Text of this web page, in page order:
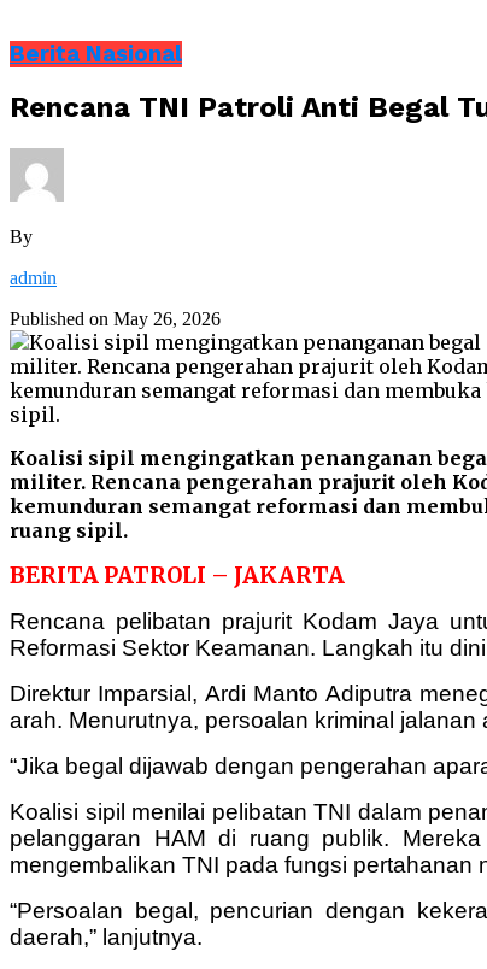
Berita Nasional
Rencana TNI Patroli Anti Begal
By
admin
Published on May 26, 2026
Koalisi sipil mengingatkan penanganan
militer. Rencana pengerahan prajurit oleh
kemunduran semangat reformasi dan
ruang sipil.
BERITA PATROLI – JAKARTA
Rencana pelibatan prajurit Kodam Jaya
Reformasi Sektor Keamanan. Langkah itu
Direktur Imparsial, Ardi Manto Adiputra
arah. Menurutnya, persoalan kriminal
“Jika begal dijawab dengan pengerahan
Koalisi sipil menilai pelibatan TNI dalam
pelanggaran HAM di ruang publik.
mengembalikan TNI pada fungsi pertahanan
“Persoalan begal, pencurian dengan
daerah,” lanjutnya.